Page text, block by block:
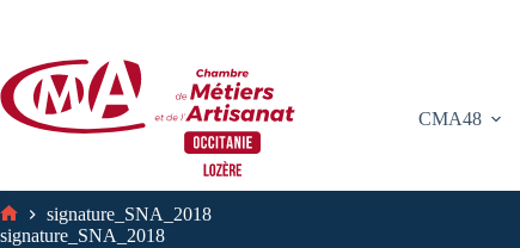
CMA48
Accueil
signature_SNA_2018
signature_SNA_2018